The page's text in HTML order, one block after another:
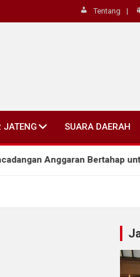
Tentang
JATENG SUARA DAERAH
Anggaran Bertahap untuk